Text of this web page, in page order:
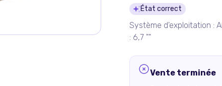
Détails du
État correct
Système d'exploitation :
: 6,7 ""
Vente terminée